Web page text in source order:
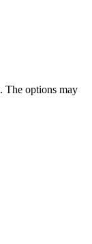
The options may